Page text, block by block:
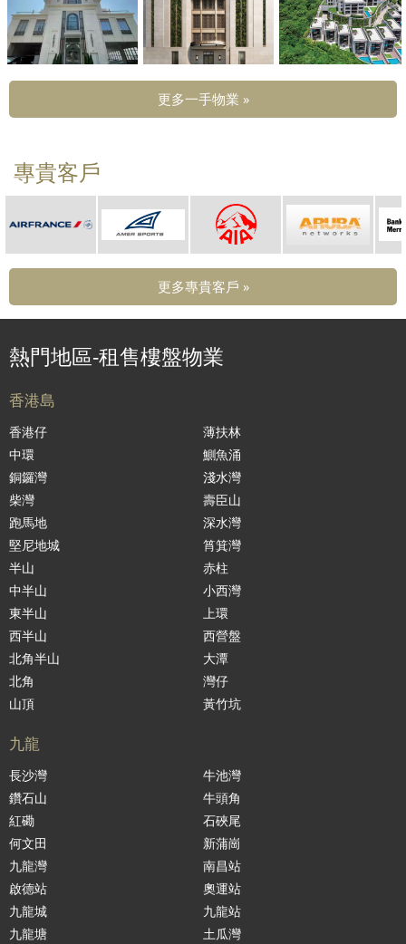
更多一手物業 »
專貴客戶
更多專貴客戶 »
熱門地區-租售樓盤物業
香港島
香港仔
中環
銅鑼灣
柴灣
跑馬地
堅尼地城
半山
中半山
東半山
西半山
北角半山
北角
山頂
薄扶林
鰂魚涌
淺水灣
壽臣山
深水灣
筲箕灣
赤柱
小西灣
上環
西營盤
大潭
灣仔
黃竹坑
九龍
長沙灣
鑽石山
紅磡
何文田
九龍灣
啟德站
九龍城
九龍塘
牛池灣
牛頭角
石硤尾
新蒲崗
南昌站
奧運站
九龍站
土瓜灣